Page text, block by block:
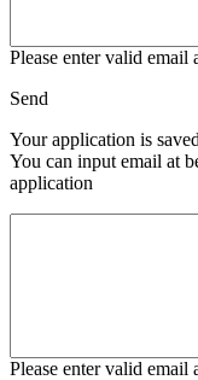
Please enter valid email
Send
Your application is
You can input email at
application
Please enter valid email